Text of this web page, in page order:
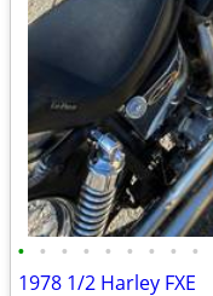
• • • • • • • • •
1978 1/2 Harley FXE